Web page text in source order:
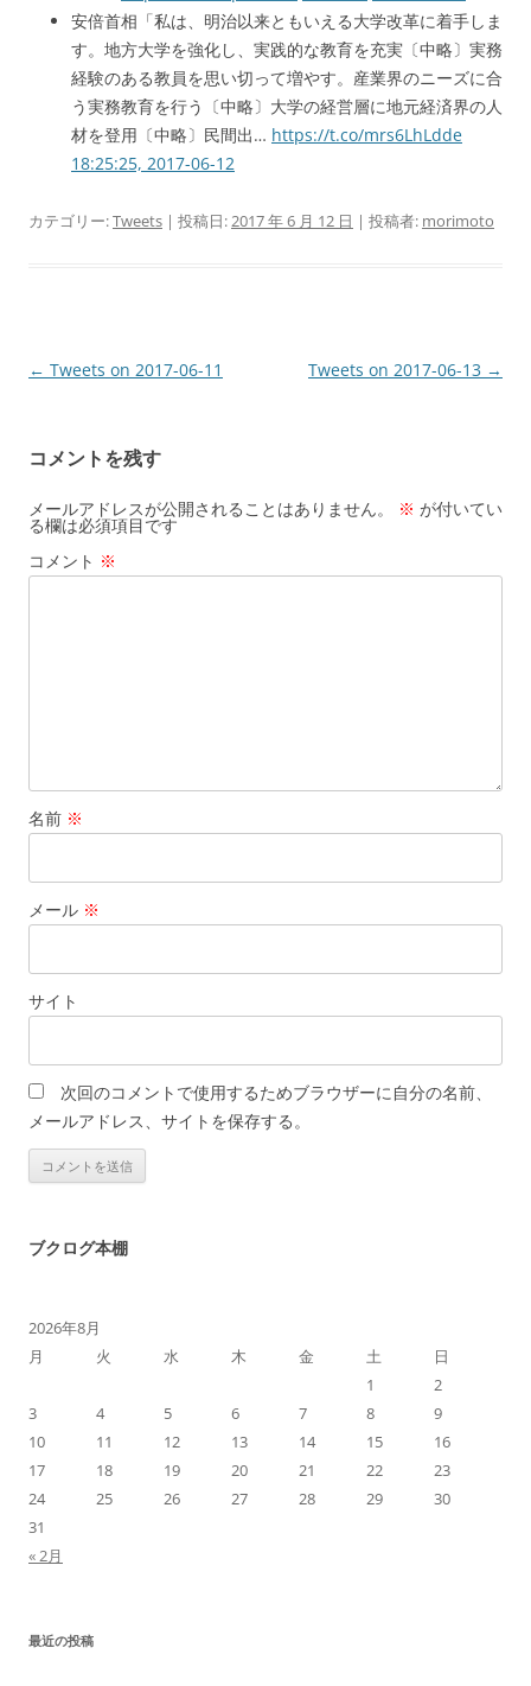
安倍首相「私は、明治以来ともいえる大学改革に着手しま
す。地方大学を強化し、実践的な教育を充実〔中略〕実務
経験のある教員を思い切って増やす。産業界のニーズに合
う実務教育を行う〔中略〕大学の経営層に地元経済界の人
材を登用〔中略〕民間出… https://t.co/mrs6LhLdde
18:25:25, 2017-06-12
カテゴリー:Tweets | 投稿日:2017 年 6 月 12 日 | 投稿者: morimoto
投
ビ
ゲ
ー
シ
← Tweets on 2017-06-11 Tweets on 2017-06-13 →
コメントを残す
メールアドレスが公開されることはありません。 ※ が付いてい
る欄は必須項目です
コメント ※
名前 ※
メール ※
サイト
次回のコメントで使用するためブラウザーに自分の名前、
メールアドレス、サイトを保存する。
ブクログ本棚
2026年8月
月
火 水 木 金 土
日
1
2
3
4 5 6 7 8
9
10
11 12 13 14 15
16
17
18 19 20 21 22
23
24
25 26 27 28 29
30
31
« 2月
最近の投稿